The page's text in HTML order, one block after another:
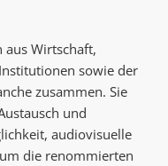
aus Wirtschaft,
sowie der
zusammen. Sie
und
audiovisuelle
die renommierten